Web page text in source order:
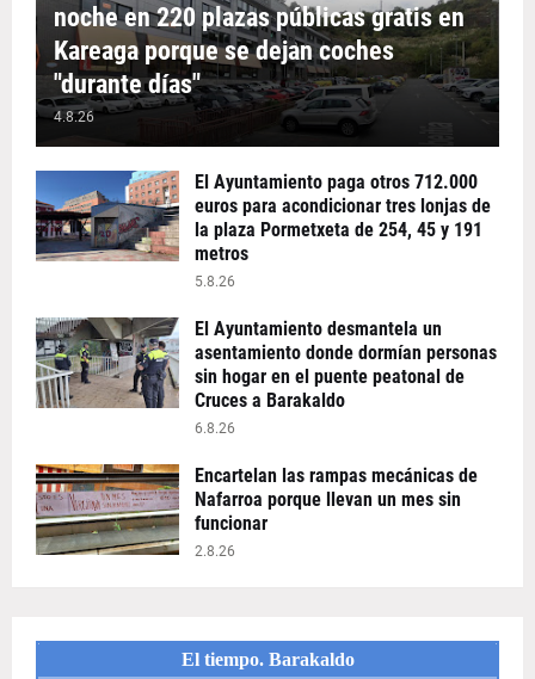
noche en 220 plazas públicas gratis en
Kareaga porque se dejan coches
"durante días"
4.8.26
El Ayuntamiento paga otros 712.000
euros para acondicionar tres lonjas de
la plaza Pormetxeta de 254, 45 y 191
metros
5.8.26
El Ayuntamiento desmantela un
asentamiento donde dormían personas
sin hogar en el puente peatonal de
Cruces a Barakaldo
6.8.26
Encartelan las rampas mecánicas de
Nafarroa porque llevan un mes sin
funcionar
2.8.26